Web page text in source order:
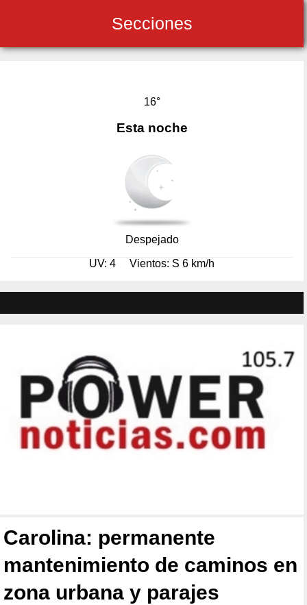
Secciones
16°
Esta noche
Despejado
UV: 4 Vientos: S 6 km/h
Carolina: permanente
mantenimiento de caminos en
zona urbana y parajes